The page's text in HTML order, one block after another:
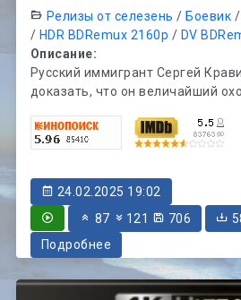
Релизы от селезень / Боевик /
/ HDR BDRemux 2160p / DV
Описание:
Русский иммигрант Сергей
доказать, что он величайший
24.02.2025 19:02
87
121 706
Подробнее